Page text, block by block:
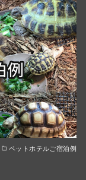
ペットホテルご宿泊例